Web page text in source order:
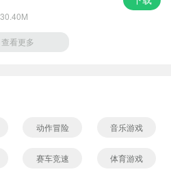
查看更多
动作冒险 音乐游戏
赛车竞速 体育游戏